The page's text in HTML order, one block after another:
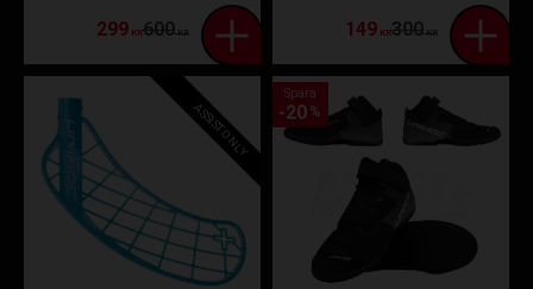
299KR600KR 149KR300KR
ASSIST ONLY
Spara
20 %